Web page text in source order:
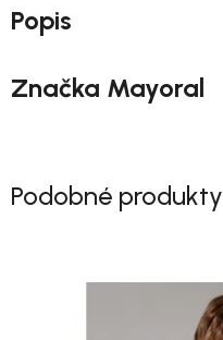
Popis
Značka Mayoral
Podobné produkty